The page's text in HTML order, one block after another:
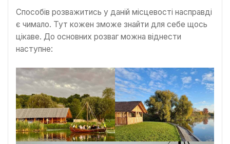
Способів розважитись у даній місцевості насправді
є чимало. Тут кожен зможе знайти для себе щось
цікаве. До основних розваг можна віднести
наступне: